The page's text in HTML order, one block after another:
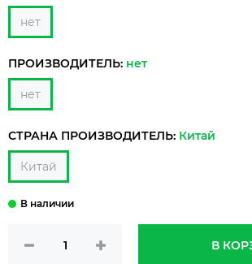
нет
ПРОИЗВОДИТЕЛЬ: нет
нет
СТРАНА ПРОИЗВОДИТЕЛЬ: Китай
Китай
В